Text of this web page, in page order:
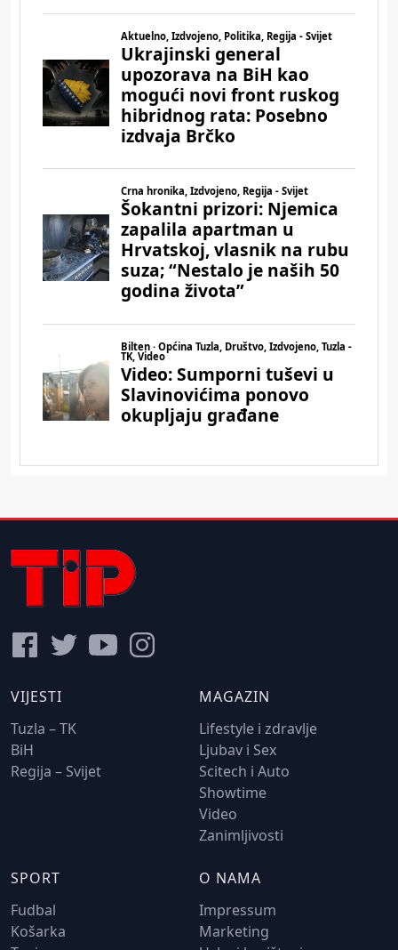
VIJESTI
Tuzla – TK
BiH
Regija – Svijet
MAGAZIN
Lifestyle i zdravlje
Ljubav i Sex
Scitech i Auto
Showtime
Video
Zanimljivosti
SPORT
Fudbal
Košarka
O NAMA
Impressum
Marketing